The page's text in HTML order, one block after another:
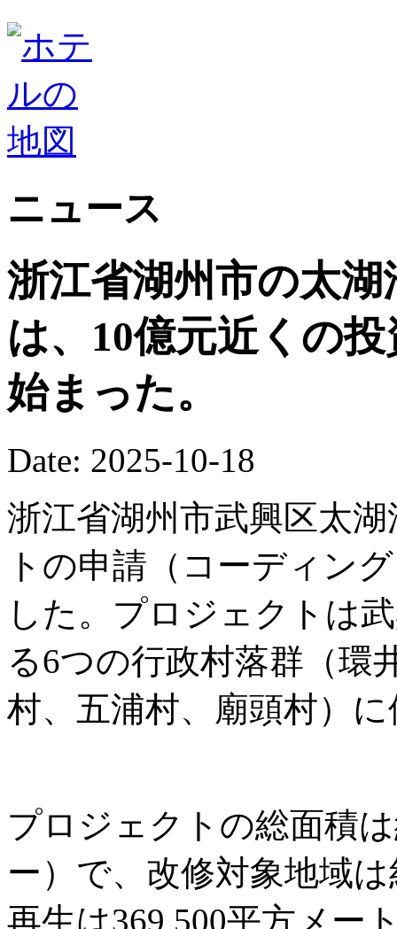
ニュース
浙江省湖州市の太
は、10億元近くの
始まった。
Date: 2025-10-18
浙江省湖州市武興区太
トの申請（コーディン
した。プロジェクトは
る6つの行政村落群（環
村、五浦村、廟頭村）
プロジェクトの総面積
ー）で、改修対象地域
再生は369,500平方メー